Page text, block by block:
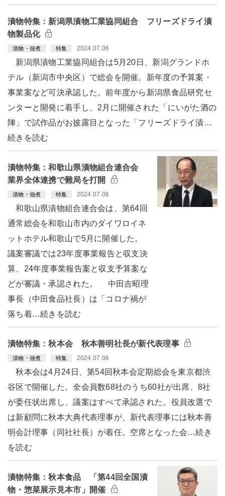
漬物特集：新潟県漬物工業協同組合 フリーズドライ漬
物製品化
漬物・佃煮 特集 2024.07.06
新潟県漬物工業協同組合は5月20日、新潟グランドホ
テル（新潟市中央区）で総会を開催。新年度の予算案・
事業案など可決承認した。前年度から新潟県食品研究セ
ンターと開発に着手し、2月に開催された「にいがた酒の
陣」で試作品がお披露目となった「フリーズドライ漬…
続きを読む
漬物特集：和歌山県漬物組合連合会
業界全体連携で難局を打開
漬物・佃煮 特集 2024.07.06
和歌山県漬物組合連合会は、第64回
通常総会を和歌山市内のダイワロイネ
ットホテル和歌山で5月に開催した。
議案審議では23年度事業報告と収支決
算、24年度事業報告案と収支予算案な
どが審議・承認された。 中田吉昭理
事長（中田食品社長）は「コロナ禍が
落ち着…続きを読む
漬物特集：秋本会 秋本善明社長が新代表理事
漬物・佃煮 特集 2024.07.06
秋本会は4月24日、第54回秋本会定期総会を東京都渋
谷区で開催した。全会員数68社のうち60社が出席、8社
が委任状出席し、議案はすべて承認された。役員改選で
は新顧問に秋本大典代表理事が、新代表理事には秋本善
明会計理事（同社社長）が着任。空席となった会…続き
を読む
漬物特集：秋本食品 「第44回全国漬
物・惣菜展示見本市」開催